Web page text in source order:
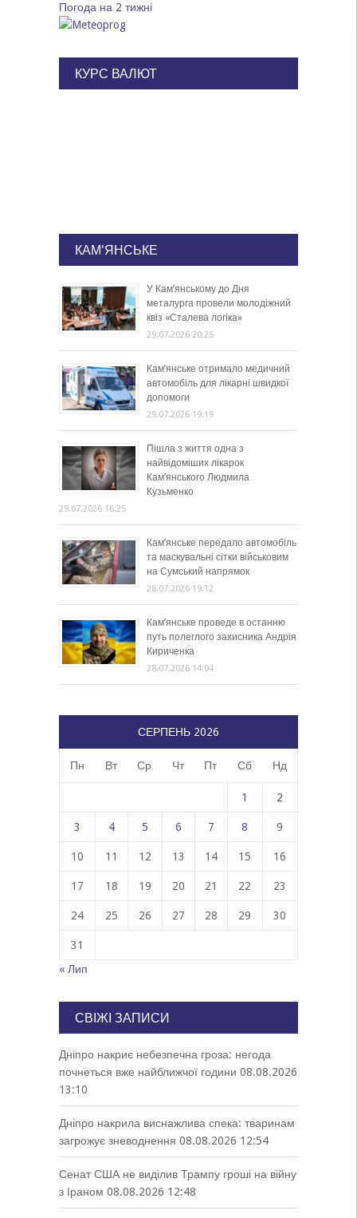
Погода на 2 тижні
КУРС ВАЛЮТ
КАМ'ЯНСЬКЕ
У Кам’янському до Дня
металурга провели молодіжний
квіз «Сталева логіка»
29.07.2026 20:25
Кам’янське отримало медичний
автомобіль для лікарні швидкої
допомоги
29.07.2026 19:19
Пішла з життя одна з
найвідоміших лікарок
Кам’янського Людмила
Кузьменко
29.07.2026 16:25
Кам’янське передало автомобіль
та маскувальні сітки військовим
на Сумський напрямок
28.07.2026 19:12
Кам’янське проведе в останню
путь полеглого захисника Андрія
Кириченка
28.07.2026 14:04
СЕРПЕНЬ 2026
Пн Вт Ср Чт Пт Сб Нд
1 2
3 4 5 6 7 8 9
10 11 12 13 14 15 16
17 18 19 20 21 22 23
24 25 26 27 28 29 30
31
« Лип
СВІЖІ ЗАПИСИ
Дніпро накриє небезпечна гроза: негода
почнеться вже найближчої години 08.08.2026
13:10
Дніпро накрила виснажлива спека: тваринам
загрожує зневоднення 08.08.2026 12:54
Сенат США не виділив Трампу гроші на війну
з Іраном 08.08.2026 12:48